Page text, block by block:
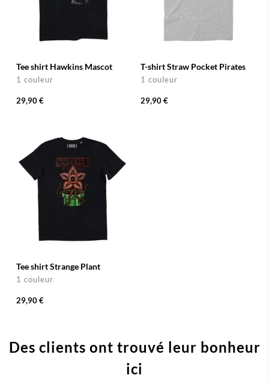
Tee shirt Hawkins Mascot
1 couleur
29,90 €
T-shirt Straw Pocket Pirates
1 couleur
29,90 €
Tee shirt Strange Plant
1 couleur
29,90 €
Des clients ont trouvé leur bonheur
ici